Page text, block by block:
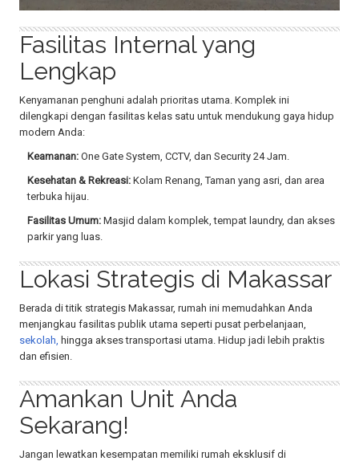
Fasilitas Internal yang
Lengkap
Kenyamanan penghuni adalah prioritas utama. Komplek ini
dilengkapi dengan fasilitas kelas satu untuk mendukung gaya hidup
modern Anda:
Keamanan: One Gate System, CCTV, dan Security 24 Jam.
Kesehatan & Rekreasi: Kolam Renang, Taman yang asri, dan area
terbuka hijau.
Fasilitas Umum: Masjid dalam komplek, tempat laundry, dan akses
parkir yang luas.
Lokasi Strategis di Makassar
Berada di titik strategis Makassar, rumah ini memudahkan Anda
menjangkau fasilitas publik utama seperti pusat perbelanjaan,
sekolah, hingga akses transportasi utama. Hidup jadi lebih praktis
dan efisien.
Amankan Unit Anda
Sekarang!
Jangan lewatkan kesempatan memiliki rumah eksklusif di